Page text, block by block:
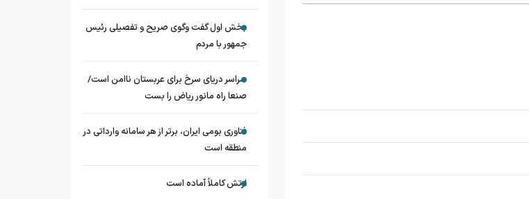
بخش اول گفت وگوی صریح و تفصیلی رئیس
جمهور با مردم
سراسر دریای سرخ برای عربستان ناامن است/
صنعا راه مانور ریاض را بست
فناوری بومی ایران، برتر از هر سامانه وارداتی در
منطقه است
ارتش کاملاً آماده است